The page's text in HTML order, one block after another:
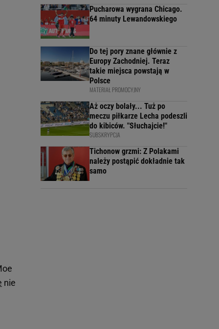
nie
Pucharowa wygrana Chicago.
64 minuty Lewandowskiego
Do tej pory znane głównie z
Europy Zachodniej. Teraz
takie miejsca powstają w
Polsce
MATERIAŁ PROMOCYJNY
Aż oczy bolały... Tuż po
meczu piłkarze Lecha podeszli
do kibiców. "Słuchajcie!"
SUBSKRYPCJA
Tichonow grzmi: Z Polakami
należy postąpić dokładnie tak
samo